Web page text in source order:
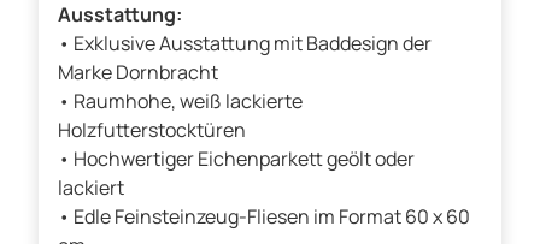
Ausstattung:
• Exklusive Ausstattung mit Baddesign der
Marke Dornbracht
• Raumhohe, weiß lackierte
Holzfutterstocktüren
• Hochwertiger Eichenparkett geölt oder
lackiert
• Edle Feinsteinzeug-Fliesen im Format 60 x 60